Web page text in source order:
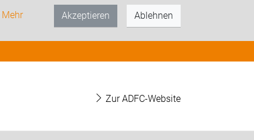
Mehr
Akzeptieren Ablehnen
Zur ADFC-Website